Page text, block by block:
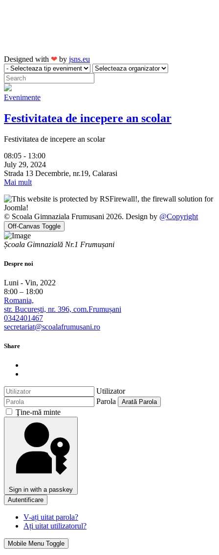
Designed with ❤ by jsns.eu
Evenimente
Festivitatea de incepere an scolar
Festivitatea de incepere an scolar
08:05 - 13:00
July 29, 2024
Strada 13 Decembrie, nr.19, Calarasi
Mai mult
© Scoala Gimnaziala Frumusani 2026. Design by @Copyright
Off-Canvas Toggle
Școala Gimnazială Nr.1 Frumușani
Despre noi
Luni - Vin, 2022
8:00 – 18:00
Romania,
str. București, nr. 396, com.Frumușani
0342401467
secretariat@scoalafrumusani.ro
Share
Utilizator
Parola
Arată Parola
Ţine-mă minte
Sign in with a passkey
Autentificare
V-ați uitat parola?
Ați uitat utilizatorul?
Mobile Menu Toggle